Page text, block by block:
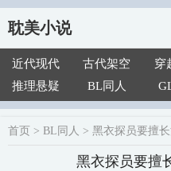
耽美小说
近代现代 古代架空 穿
推理悬疑
BL同人
首页 > BL同人 > 黑衣探员要擅
黑衣探员要擅